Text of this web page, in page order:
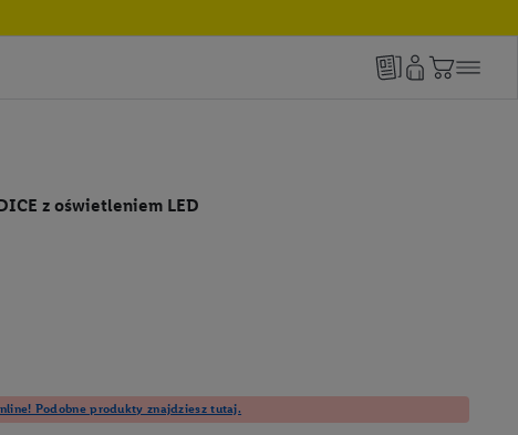
z oświetleniem LED
Podobne produkty znajdziesz tutaj.